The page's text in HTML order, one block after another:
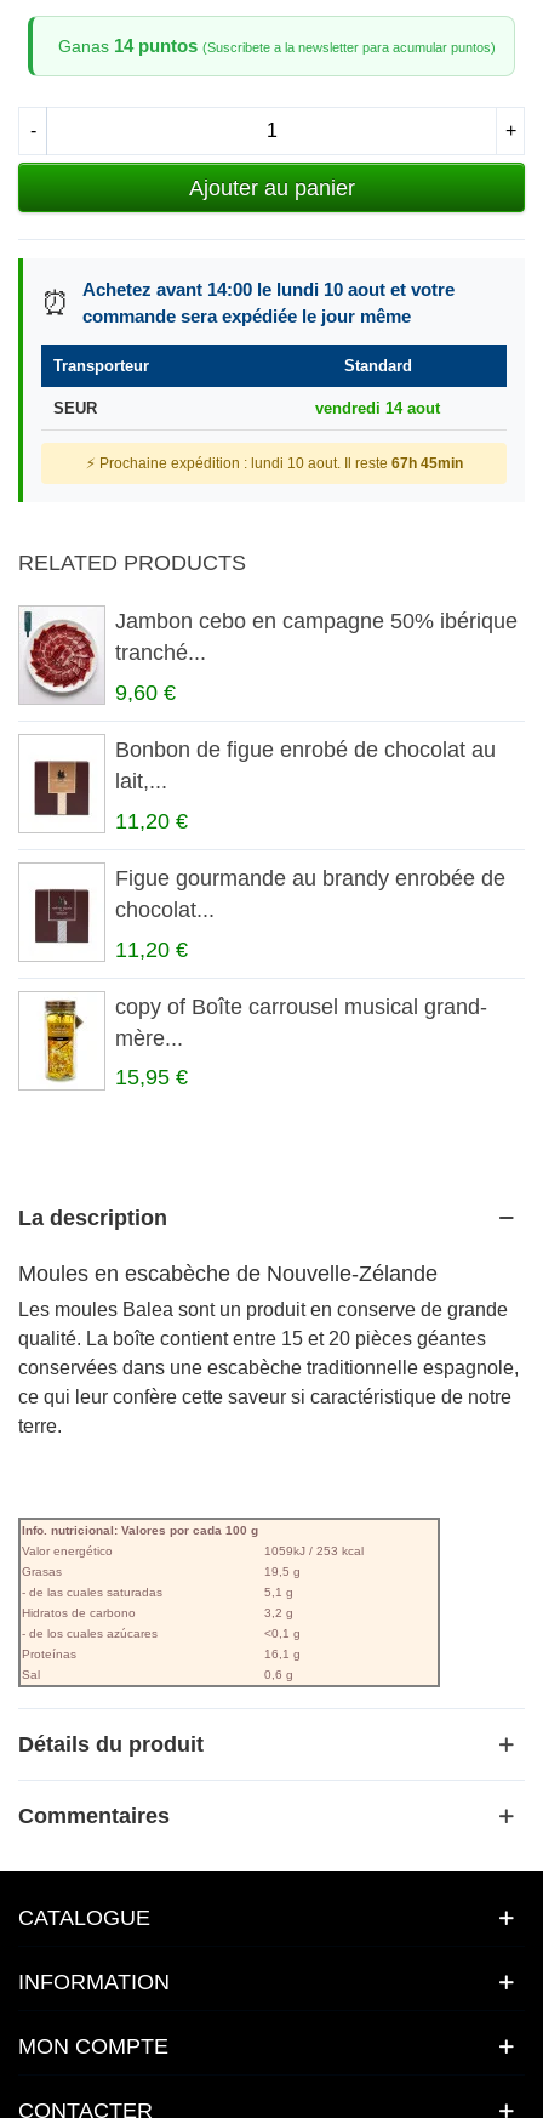
Ganas 14 puntos (Suscribete a la newsletter para acumular puntos)
- +
Ajouter au panier
⏰
Achetez avant 14:00 le lundi 10 aout et votre
commande sera expédiée le jour même
Transporteur Standard
SEUR vendredi 14 aout
⚡ Prochaine expédition : lundi 10 aout. Il reste 67h 45min
RELATED PRODUCTS
Jambon cebo en campagne 50% ibérique
tranché...
9,60 €
Bonbon de figue enrobé de chocolat au
lait,...
11,20 €
Figue gourmande au brandy enrobée de
chocolat...
11,20 €
copy of Boîte carrousel musical grand-
mère...
15,95 €
La description
Moules en escabèche de Nouvelle-Zélande
Les moules Balea sont un produit en conserve de grande
qualité. La boîte contient entre 15 et 20 pièces géantes
conservées dans une escabèche traditionnelle espagnole,
ce qui leur confère cette saveur si caractéristique de notre
terre.
Info. nutricional: Valores por cada 100 g
Valor energético
1059kJ / 253 kcal
Grasas
19,5 g
- de las cuales saturadas
5,1 g
Hidratos de carbono
3,2 g
- de los cuales azúcares
<0,1 g
Proteínas
16,1 g
Sal
0,6 g
Détails du produit
Commentaires
CATALOGUE
INFORMATION
MON COMPTE
CONTACTER